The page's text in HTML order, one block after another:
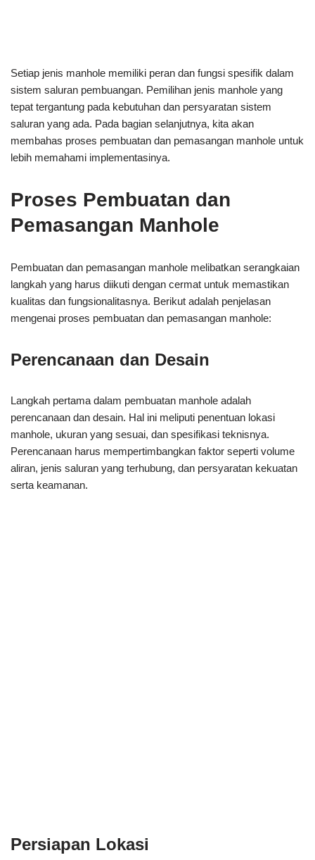
Setiap jenis manhole memiliki peran dan fungsi spesifik dalam
sistem saluran pembuangan. Pemilihan jenis manhole yang
tepat tergantung pada kebutuhan dan persyaratan sistem
saluran yang ada. Pada bagian selanjutnya, kita akan
membahas proses pembuatan dan pemasangan manhole untuk
lebih memahami implementasinya.
Proses Pembuatan dan
Pemasangan Manhole
Pembuatan dan pemasangan manhole melibatkan serangkaian
langkah yang harus diikuti dengan cermat untuk memastikan
kualitas dan fungsionalitasnya. Berikut adalah penjelasan
mengenai proses pembuatan dan pemasangan manhole:
Perencanaan dan Desain
Langkah pertama dalam pembuatan manhole adalah
perencanaan dan desain. Hal ini meliputi penentuan lokasi
manhole, ukuran yang sesuai, dan spesifikasi teknisnya.
Perencanaan harus mempertimbangkan faktor seperti volume
aliran, jenis saluran yang terhubung, dan persyaratan kekuatan
serta keamanan.
Persiapan Lokasi